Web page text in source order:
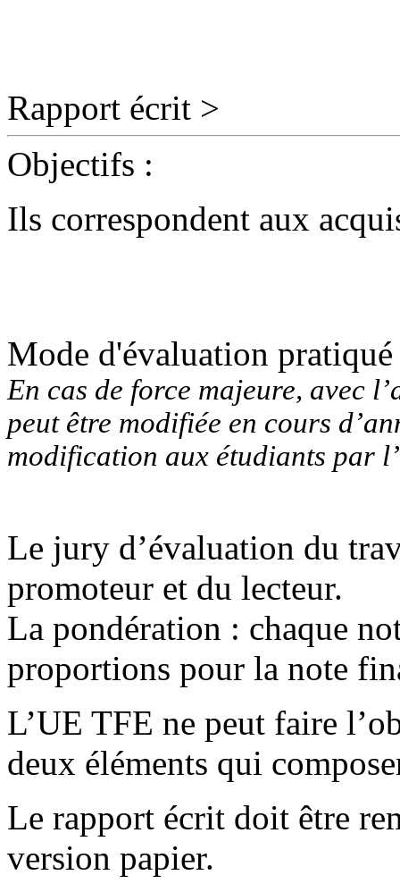
Rapport écrit >
Objectifs :
Ils correspondent aux
Mode d'évaluation pratiqué
En cas de force majeure, avec
peut être modifiée en cours
modification aux étudiants par
Le jury d’évaluation du
promoteur et du lecteur.
La pondération : chaque
proportions pour la note
L’UE TFE ne peut faire
deux éléments qui
Le rapport écrit doit être
version papier.